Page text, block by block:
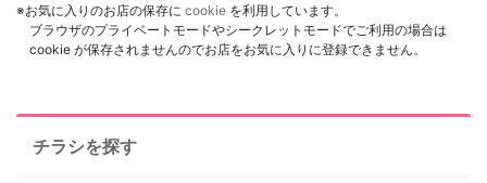
※お気に入りのお店の保存に cookie を利用しています。
ブラウザのプライベートモードやシークレットモードでご利用の場合は
cookie が保存されませんのでお店をお気に入りに登録できません。
チラシを探す